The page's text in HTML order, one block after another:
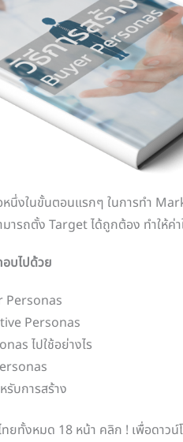
นึ่งในขั้นตอนแรกๆ ในการทำ
มารถตั้ง Target ได้ถูกต้อง ทำให้ค่
บไปด้วย
Personas
Personas
ไปใช้อย่างไร
บการสร้าง
ทยทั้งหมด 18 หน้า คลิก ! เพื่อดาว